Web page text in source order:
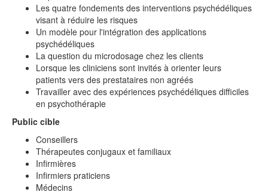
Les quatre fondements des interventions psychédéliques
visant à réduire les risques
Un modèle pour l'intégration des applications
psychédéliques
La question du microdosage chez les clients
Lorsque les cliniciens sont invités à orienter leurs
patients vers des prestataires non agréés
Travailler avec des expériences psychédéliques difficiles
en psychothérapie
Public cible
Conseillers
Thérapeutes conjugaux et familiaux
Infirmières
Infirmiers praticiens
Médecins